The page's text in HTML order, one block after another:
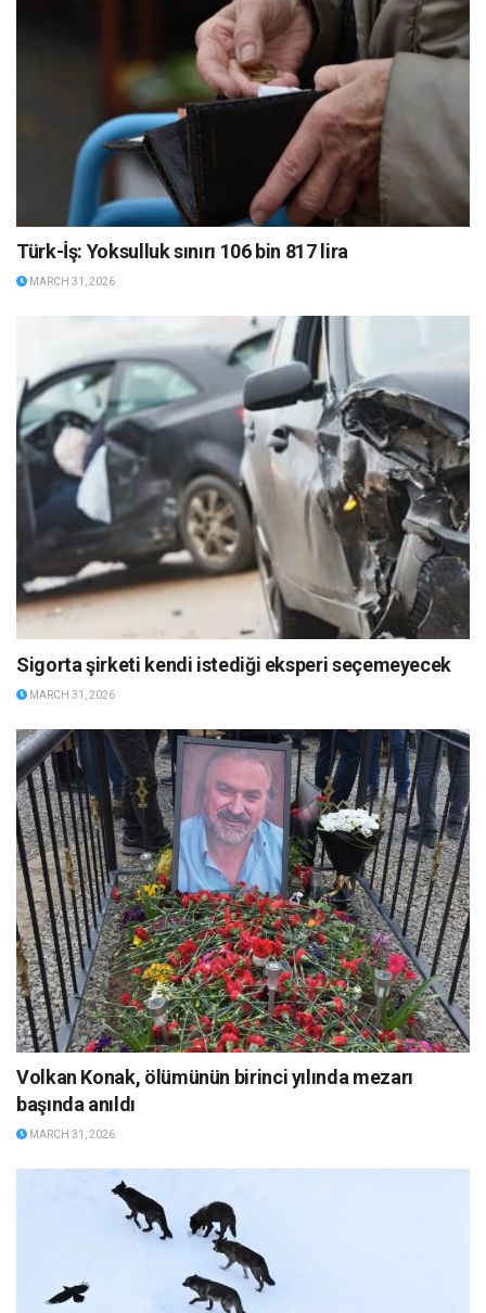
Türk-İş: Yoksulluk sınırı 106 bin 817 lira
MARCH 31, 2026
Sigorta şirketi kendi istediği eksperi seçemeyecek
MARCH 31, 2026
Volkan Konak, ölümünün birinci yılında mezarı
başında anıldı
MARCH 31, 2026